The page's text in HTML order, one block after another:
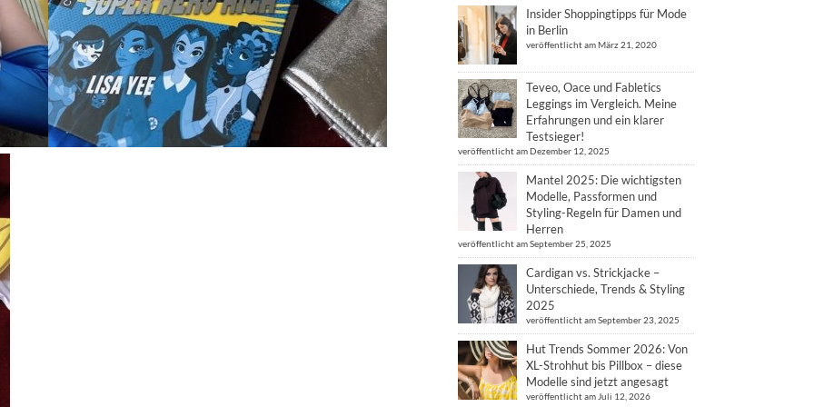
Insider Shoppingtipps für Mode
in Berlin
veröffentlicht am März 21, 2020
Teveo, Oace und Fabletics
Leggings im Vergleich. Meine
Erfahrungen und ein klarer
Testsieger!
veröffentlicht am Dezember 12, 2025
Mantel 2025: Die wichtigsten
Modelle, Passformen und
Styling-Regeln für Damen und
Herren
veröffentlicht am September 25, 2025
Cardigan vs. Strickjacke –
Unterschiede, Trends & Styling
2025
veröffentlicht am September 23, 2025
Hut Trends Sommer 2026: Von
XL-Strohhut bis Pillbox – diese
Modelle sind jetzt angesagt
veröffentlicht am Juli 12, 2026